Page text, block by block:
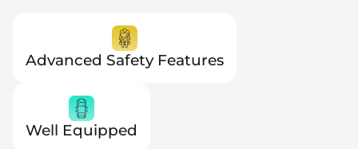
Advanced Safety Features
Well Equipped